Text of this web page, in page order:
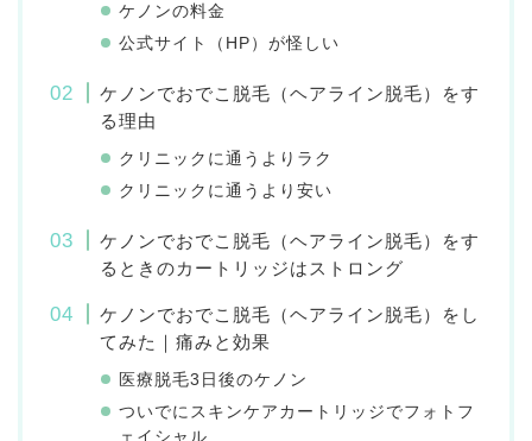
ケノンの料金
公式サイト（HP）が怪しい
ケノンでおでこ脱毛（ヘアライン脱毛）をす
る理由
クリニックに通うよりラク
クリニックに通うより安い
ケノンでおでこ脱毛（ヘアライン脱毛）をす
るときのカートリッジはストロング
ケノンでおでこ脱毛（ヘアライン脱毛）をし
てみた｜痛みと効果
医療脱毛3日後のケノン
ついでにスキンケアカートリッジでフォトフ
ェイシャル